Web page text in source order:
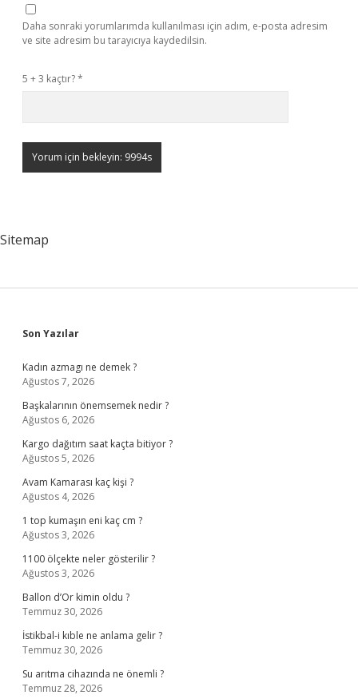
Daha sonraki yorumlarımda kullanılması için adım, e-posta adresim
ve site adresim bu tarayıcıya kaydedilsin.
5 + 3 kaçtır?*
Sitemap
Sidebar
Son Yazılar
Kadın azmagı ne demek ?
Ağustos 7, 2026
Başkalarının önemsemek nedir ?
Ağustos 6, 2026
Kargo dağıtım saat kaçta bitiyor ?
Ağustos 5, 2026
Avam Kamarası kaç kişi ?
Ağustos 4, 2026
1 top kumaşın eni kaç cm ?
Ağustos 3, 2026
1100 ölçekte neler gösterilir ?
Ağustos 3, 2026
Ballon d’Or kimin oldu ?
Temmuz 30, 2026
İstikbal-i kıble ne anlama gelir ?
Temmuz 30, 2026
Su arıtma cihazında ne önemli ?
Temmuz 28, 2026